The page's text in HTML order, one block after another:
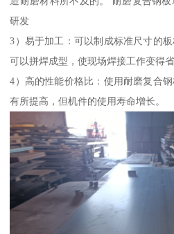
研发
3）易于加工：可以制成标准尺寸的
可以拼焊成型，使现场焊接工作变得省
4）高的性能价格比：使用耐磨复合
有所提高，但机件的使用寿命增长。